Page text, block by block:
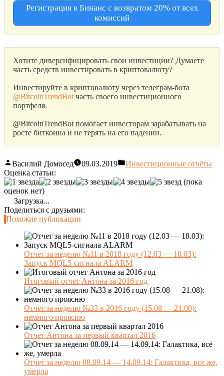
Регистрация в Бинанс с возвратом 20% от всех
комиссий
Хотите диверсифицировать свои инвестиции? Думаете
часть средств инвестировать в криптовалюту?
Инвестируйте в криптовалюту через телеграм-бота
@BitcoinTrendBot часть своего инвестиционного
портфеля.
@BitcoinTrendBot помогает инвесторам зарабатывать на
росте биткоина и не терять на его падении.
Василий Домосед 09.03.2019
Инвестиционные отчёты
Оценка статьи:
(пока
оценок нет)
Загрузка...
Поделиться с друзьями:
Похожие публикации
Отчет за неделю №11 в 2018 году (12.03 — 18.03):
Запуск MQL5-сигнала ALARM
Итоговый отчет Антона за 2016 год
Отчет за неделю №33 в 2016 году (15.08 — 21.08):
немного проясню
Отчет Антона за первый квартал 2016
Отчет за неделю 08.09.14 — 14.09.14: Галактика, всё же,
умерла